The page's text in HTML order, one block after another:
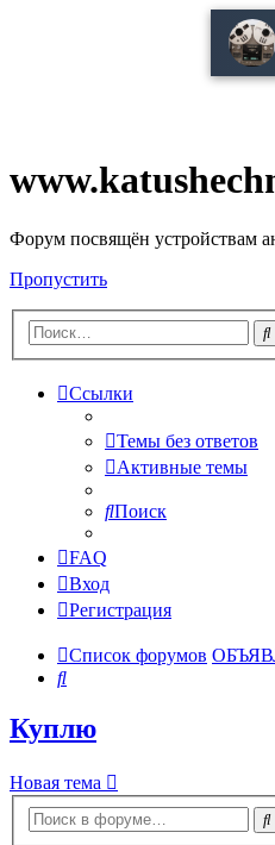
Форум посвящён устройствам
Пропустить
Ссылки
Темы без ответов
Активные темы
Поиск
FAQ
Вход
Регистрация
Список форумов
Поиск
Куплю
Новая тема